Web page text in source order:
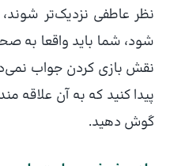
نظر عاطفی نزدیک‌تر
شود، شما باید واقعا
نقش بازی کردن جواب
پیدا کنید که به آن
گوش دهید.